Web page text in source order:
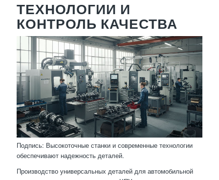
ТЕХНОЛОГИИ И
КОНТРОЛЬ КАЧЕСТВА
Подпись: Высокоточные станки и современные технологии
обеспечивают надежность деталей.
Производство универсальных деталей для автомобильной